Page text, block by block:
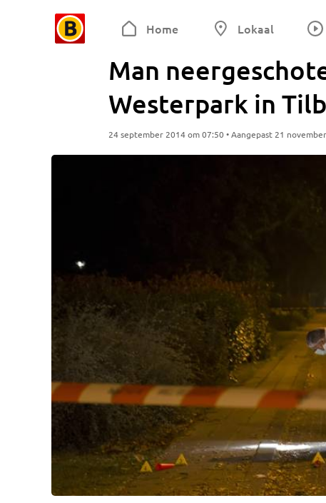
Home Lokaal
Man
Westerpark in
24 september 2014 om 07:50 • Aangepast 21